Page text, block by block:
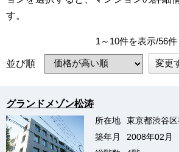
す。
1～10件を表示/56件
並び順 変更
グランドメゾン松涛
所在地
東京都渋谷
築年月
2008年02月